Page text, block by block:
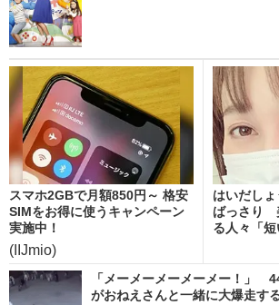
スマホ2GBで月額850円～ 格安
SIMをお得に使うキャンペーン
実施中！
(IIJmio)
はいだし
ばっさり
る人々「
「メーメーメーメーメー！」
がおねえさんと一緒に大爆走す